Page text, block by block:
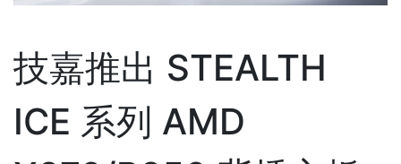
技嘉推出 STEALTH
ICE 系列 AMD